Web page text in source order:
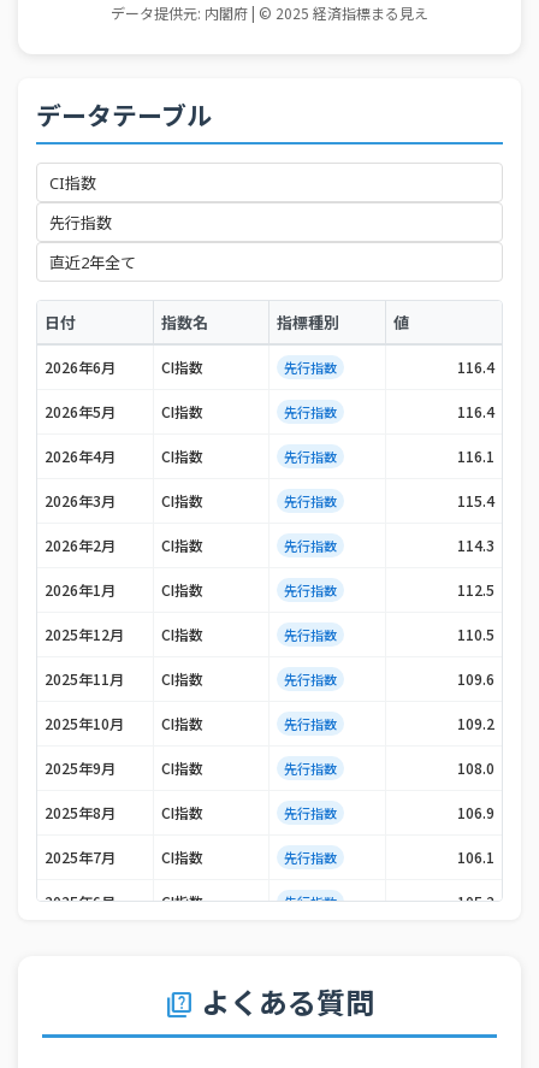
データテーブル
日付 指数名 指標種別 値
2026年6月 CI指数 先行指数 116.4
2026年5月 CI指数 先行指数 116.4
2026年4月 CI指数 先行指数 116.1
2026年3月 CI指数 先行指数 115.4
2026年2月 CI指数 先行指数 114.3
2026年1月 CI指数 先行指数 112.5
2025年12月 CI指数 先行指数 110.5
2025年11月 CI指数 先行指数 109.6
2025年10月 CI指数 先行指数 109.2
2025年9月 CI指数 先行指数 108.0
2025年8月 CI指数 先行指数 106.9
2025年7月 CI指数 先行指数 106.1
2025年6月 CI指数 先行指数 105.2
CI指数 先行指数
2025年3月 CI指数 先行指数 107.1
quiz よくある質問